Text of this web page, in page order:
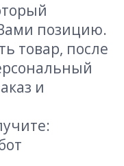
позицию.
товар, после
и